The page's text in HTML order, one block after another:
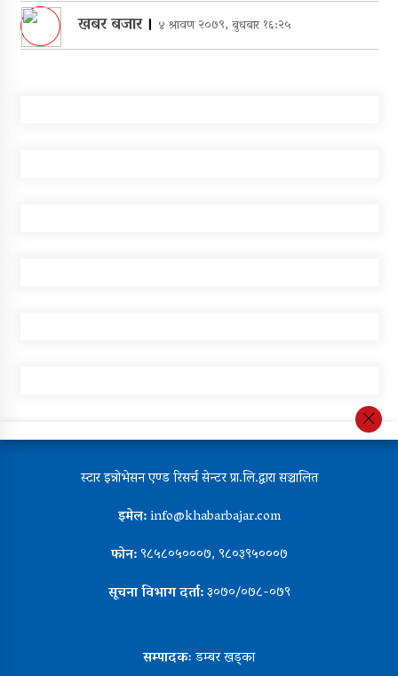
खबर बजार। ४ श्रावण २०७९, बुधबार १६:२५
स्टार इन्नोभेसन एण्ड रिसर्च सेन्टर प्रा.लि.द्वारा सञ्चालित
इमेल:info@khabarbajar.com
फोन:९८५८०५०००७, ९८०३९५०००७
सूचना विभाग दर्ता:३०७०/०७८-०७९
सम्पादकःडम्बर खड्का